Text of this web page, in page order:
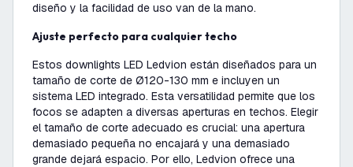
diseño y la facilidad de uso van de la mano.
Ajuste perfecto para cualquier techo
Estos downlights LED Ledvion están diseñados para un
tamaño de corte de Ø120-130 mm e incluyen un
sistema LED integrado. Esta versatilidad permite que los
focos se adapten a diversas aperturas en techos. Elegir
el tamaño de corte adecuado es crucial: una apertura
demasiado pequeña no encajará y una demasiado
grande dejará espacio. Por ello, Ledvion ofrece una